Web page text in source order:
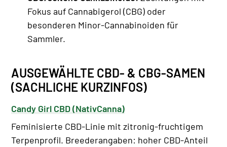
Fokus auf Cannabigerol (CBG) oder
besonderen Minor-Cannabinoiden für
Sammler.
AUSGEWÄHLTE CBD- & CBG-SAMEN
(SACHLICHE KURZINFOS)
Candy Girl CBD (NativCanna)
Feminisierte CBD-Linie mit zitronig-fruchtigem
Terpenprofil. Breederangaben: hoher CBD-Anteil